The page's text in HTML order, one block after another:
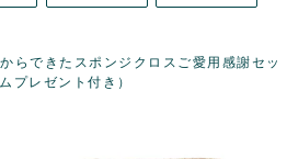
らできたスポンジクロスご愛用感謝セッ
プレゼント付き）